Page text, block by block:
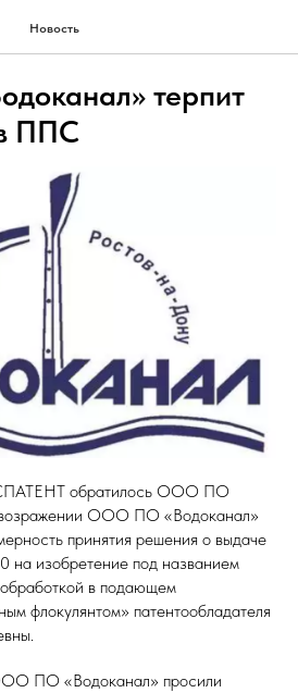
Новость
терпит
ППС
обратилось ООО ПО
ООО ПО «Водоканал»
принятия решения о выдаче
изобретение под названием
в подающем
флокулянтом» патентообладателя
ПО «Водоканал» просили